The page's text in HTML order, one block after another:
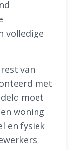
volledige
van
met
moet
woning
en fysiek